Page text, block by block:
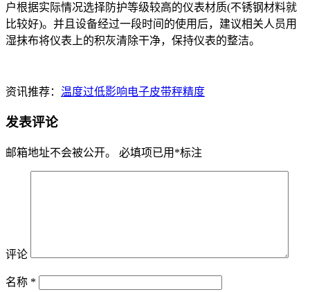
户根据实际情况选择防护等级较高的仪表材质(不锈钢材料就
比较好)。并且设备经过一段时间的使用后，建议相关人员用
湿抹布将仪表上的积灰清除干净，保持仪表的整洁。
资讯推荐： 温度过低影响电子皮带秤精度
发表评论
邮箱地址不会被公开。 必填项已用 *标注
评论
名称 *